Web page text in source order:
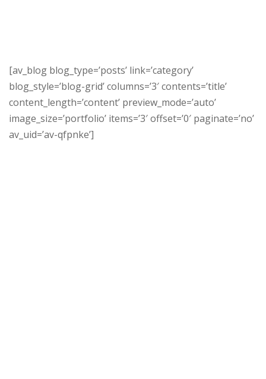
[av_blog blog_type=’posts’ link=’category’
blog_style=’blog-grid’ columns=’3′ contents=’title’
content_length=’content’ preview_mode=’auto’
image_size=’portfolio’ items=’3′ offset=’0′ paginate=’no’
av_uid=’av-qfpnke’]